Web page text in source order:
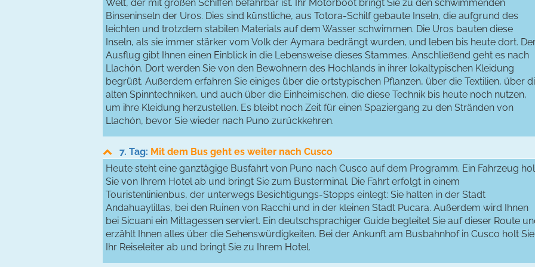
Welt, der mit großen Schiffen befahrbar ist. Ihr Motorboot bringt Sie zu den schwimmenden
Binseninseln der Uros. Dies sind künstliche, aus Totora-Schilf gebaute Inseln, die aufgrund des
leichten und trotzdem stabilen Materials auf dem Wasser schwimmen. Die Uros bauten diese
Inseln, als sie immer stärker vom Volk der Aymara bedrängt wurden, und leben bis heute dort.
Ausflug gibt Ihnen einen Einblick in die Lebensweise dieses Stammes. Anschließend geht es nach
Llachón. Dort werden Sie von den Bewohnern des Hochlands in ihrer lokaltypischen Kleidung
begrüßt. Außerdem erfahren Sie einiges über die ortstypischen Pflanzen, über die Textilien, über
alten Spinntechniken, und auch über die Einheimischen, die diese Technik bis heute noch nutzen,
um ihre Kleidung herzustellen. Es bleibt noch Zeit für einen Spaziergang zu den Stränden von
Llachón, bevor Sie wieder nach Puno zurückkehren.
7. Tag: Mit dem Bus geht es weiter nach Cusco
Heute steht eine ganztägige Busfahrt von Puno nach Cusco auf dem Programm. Ein Fahrzeug
Sie von Ihrem Hotel ab und bringt Sie zum Busterminal. Die Fahrt erfolgt in einem
Touristenlinienbus, der unterwegs Besichtigungs-Stopps einlegt: Sie halten in der Stadt
Andahuaylillas, bei den Ruinen von Racchi und in der kleinen Stadt Pucara. Außerdem wird Ihnen
bei Sicuani ein Mittagessen serviert. Ein deutschsprachiger Guide begleitet Sie auf dieser Route
erzählt Ihnen alles über die Sehenswürdigkeiten. Bei der Ankunft am Busbahnhof in Cusco holt Sie
Ihr Reiseleiter ab und bringt Sie zu Ihrem Hotel.